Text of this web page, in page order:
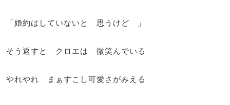
「婚約はしていないと 思うけど 」
そう返すと クロエは 微笑んでいる
やれやれ まぁすこし可愛さがみえる